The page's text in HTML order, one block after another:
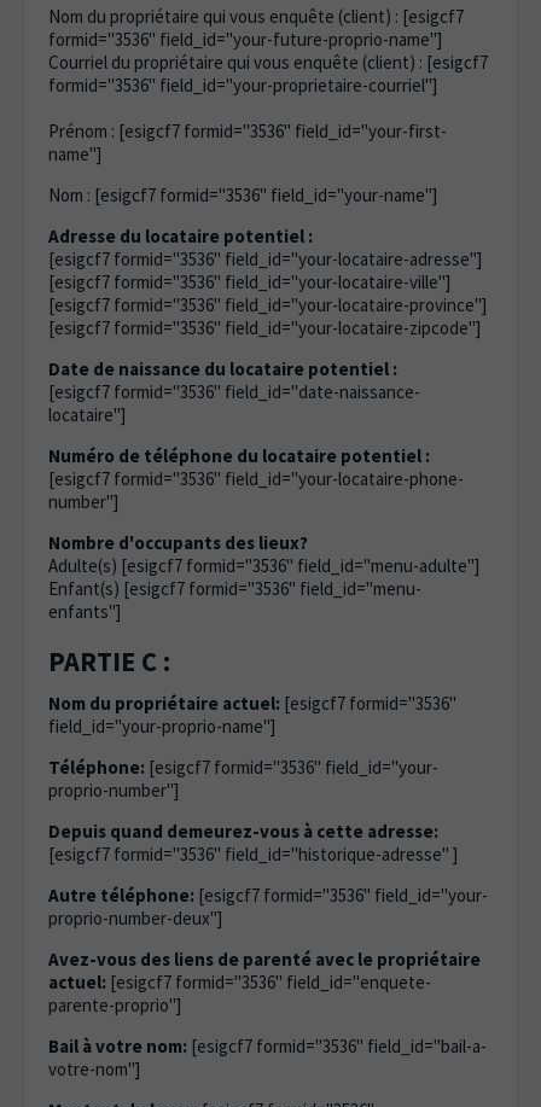
Nom du propriétaire qui vous enquête (client) : [esigcf7
formid="3536" field_id="your-future-proprio-name"]
Courriel du propriétaire qui vous enquête (client) : [esigcf7
formid="3536" field_id="your-proprietaire-courriel"]
Prénom : [esigcf7 formid="3536" field_id="your-first-
name"]
Nom : [esigcf7 formid="3536" field_id="your-name"]
Adresse du locataire potentiel :
[esigcf7 formid="3536" field_id="your-locataire-adresse"]
[esigcf7 formid="3536" field_id="your-locataire-ville"]
[esigcf7 formid="3536" field_id="your-locataire-province"]
[esigcf7 formid="3536" field_id="your-locataire-zipcode"]
Date de naissance du locataire potentiel :
[esigcf7 formid="3536" field_id="date-naissance-
locataire"]
Numéro de téléphone du locataire potentiel :
[esigcf7 formid="3536" field_id="your-locataire-phone-
number"]
Nombre d'occupants des lieux?
Adulte(s) [esigcf7 formid="3536" field_id="menu-adulte"]
Enfant(s) [esigcf7 formid="3536" field_id="menu-
enfants"]
PARTIE C :
Nom du propriétaire actuel: [esigcf7 formid="3536"
field_id="your-proprio-name"]
Téléphone: [esigcf7 formid="3536" field_id="your-
proprio-number"]
Depuis quand demeurez-vous à cette adresse:
[esigcf7 formid="3536" field_id="historique-adresse" ]
Autre téléphone: [esigcf7 formid="3536" field_id="your-
proprio-number-deux"]
Avez-vous des liens de parenté avec le propriétaire
actuel: [esigcf7 formid="3536" field_id="enquete-
parente-proprio"]
Bail à votre nom: [esigcf7 formid="3536" field_id="bail-a-
votre-nom"]